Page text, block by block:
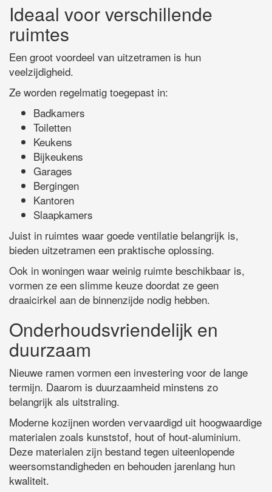
Ideaal voor verschillende
ruimtes
Een groot voordeel van uitzetramen is hun
veelzijdigheid.
Ze worden regelmatig toegepast in:
Badkamers
Toiletten
Keukens
Bijkeukens
Garages
Bergingen
Kantoren
Slaapkamers
Juist in ruimtes waar goede ventilatie belangrijk is,
bieden uitzetramen een praktische oplossing.
Ook in woningen waar weinig ruimte beschikbaar is,
vormen ze een slimme keuze doordat ze geen
draaicirkel aan de binnenzijde nodig hebben.
Onderhoudsvriendelijk en
duurzaam
Nieuwe ramen vormen een investering voor de lange
termijn. Daarom is duurzaamheid minstens zo
belangrijk als uitstraling.
Moderne kozijnen worden vervaardigd uit hoogwaardige
materialen zoals kunststof, hout of hout-aluminium.
Deze materialen zijn bestand tegen uiteenlopende
weersomstandigheden en behouden jarenlang hun
kwaliteit.